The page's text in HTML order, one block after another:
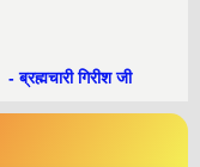
- ब्रह्मचारी गिरीश जी